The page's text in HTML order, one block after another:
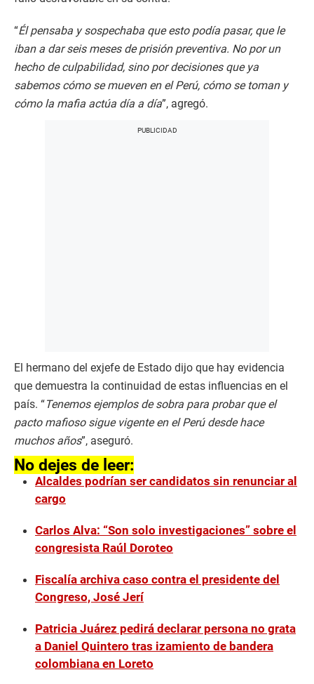
“Él pensaba y sospechaba que esto podía pasar, que le
iban a dar seis meses de prisión preventiva. No por un
hecho de culpabilidad, sino por decisiones que ya
sabemos cómo se mueven en el Perú, cómo se toman y
cómo la mafia actúa día a día”, agregó.
El hermano del exjefe de Estado dijo que hay evidencia
que demuestra la continuidad de estas influencias en el
país. “Tenemos ejemplos de sobra para probar que el
pacto mafioso sigue vigente en el Perú desde hace
muchos años”, aseguró.
No dejes de leer:
Alcaldes podrían ser candidatos sin renunciar al
cargo
Carlos Alva: “Son solo investigaciones” sobre el
congresista Raúl Doroteo
Fiscalía archiva caso contra el presidente del
Congreso, José Jerí
Patricia Juárez pedirá declarar persona no grata
a Daniel Quintero tras izamiento de bandera
colombiana en Loreto